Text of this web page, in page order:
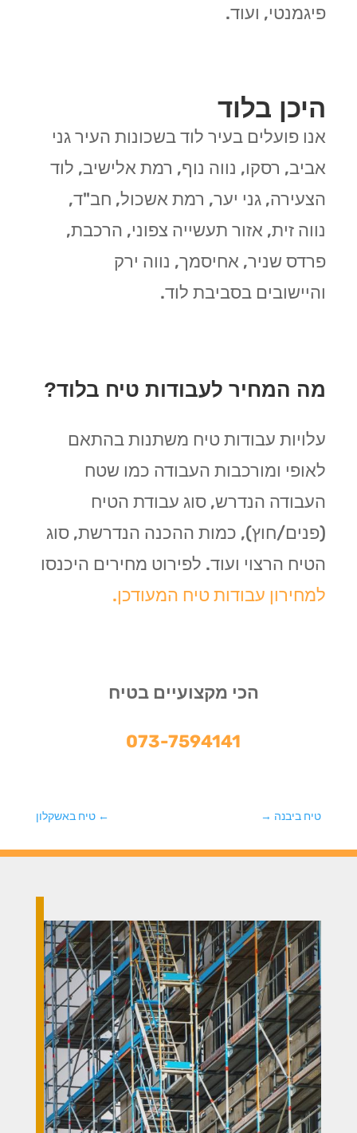
פיגמנטי, ועוד.
היכן בלוד
אנו פועלים בעיר לוד בשכונות העיר גני
אביב, רסקו, נווה נוף, רמת אלישיב, לוד
הצעירה, גני יער, רמת אשכול, חב"ד,
נווה זית, אזור תעשייה צפוני, הרכבת,
פרדס שניר, אחיסמך, נווה ירק
והיישובים בסביבת לוד.
מה המחיר לעבודות טיח בלוד?
עלויות עבודות טיח משתנות בהתאם
לאופי ומורכבות העבודה כמו שטח
העבודה הנדרש, סוג עבודת הטיח
(פנים/חוץ), כמות ההכנה הנדרשת, סוג
הטיח הרצוי ועוד. לפירוט מחירים היכנסו
למחירון עבודות טיח המעודכן.
הכי מקצועיים בטיח
073-7594141
←טיח באשקלון טיח ביבנה →